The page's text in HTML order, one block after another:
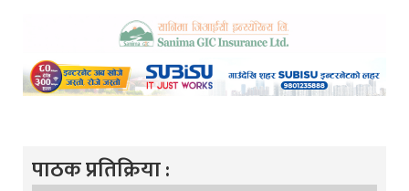
पाठक प्रतिक्रिया :